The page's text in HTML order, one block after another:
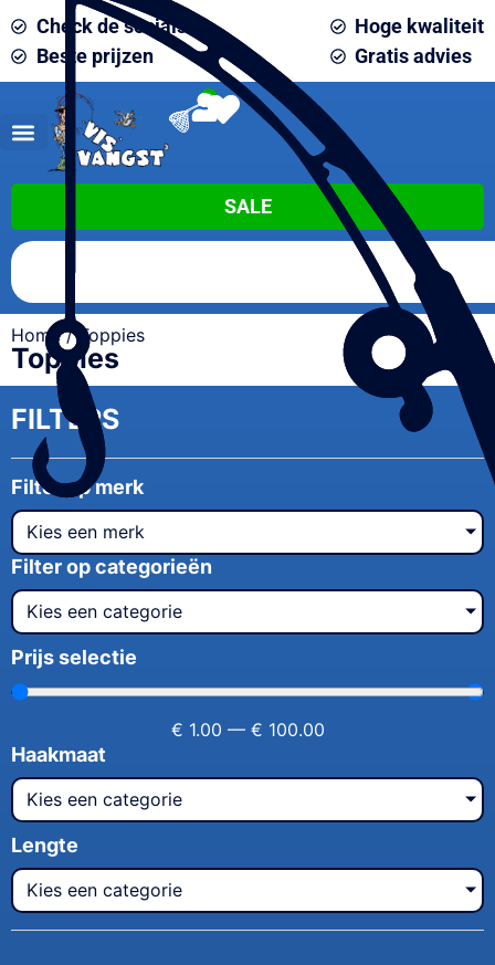
Check de socials
Beste prijzen
Hoge kwaliteit
Gratis advies
0
SALE
Home/ Toppies
Toppies
FILTERS
Filter op merk
Kies een merk
Filter op categorieën
Kies een categorie
Prijs selectie
€ 1.00 — € 100.00
Haakmaat
Kies een categorie
Lengte
Kies een categorie